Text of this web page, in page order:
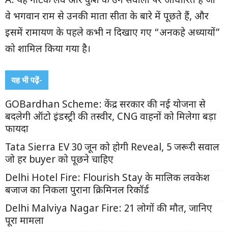
वे भगवान राम से उनकी माता सीता के बारे में पूछते हैं, और
इसमें रामायण के पहले कभी न दिखाए गए “अनकहे अध्यायों”
को शामिल किया गया है।
यह भी पढ़ें-
GOBardhan Scheme: केंद्र सरकार की नई योजना से
बदलेगी ऑटो इंडस्ट्री की तस्वीर, CNG वाहनों को मिलेगा बड़ा
फायदा
Tata Sierra EV 30 जून को होगी Reveal, 5 जरूरी सवाल
जो हर buyer को पूछने चाहिए
Delhi Hotel Fire: Flourish Stay के मालिक लवकेश
बजाज का निकला पुराना क्रिमिनल रिकॉर्ड
Delhi Malviya Nagar Fire: 21 लोगों की मौत, जानिए
पूरा मामला